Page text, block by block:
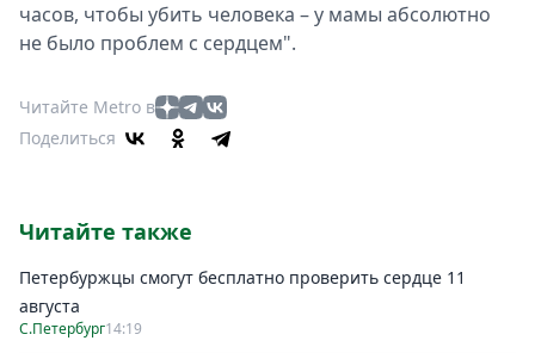
часов, чтобы убить человека – у мамы абсолютно
не было проблем с сердцем".
Читайте Metro в
Поделиться
Читайте также
Петербуржцы смогут бесплатно проверить сердце 11
августа
С.Петербург14:19